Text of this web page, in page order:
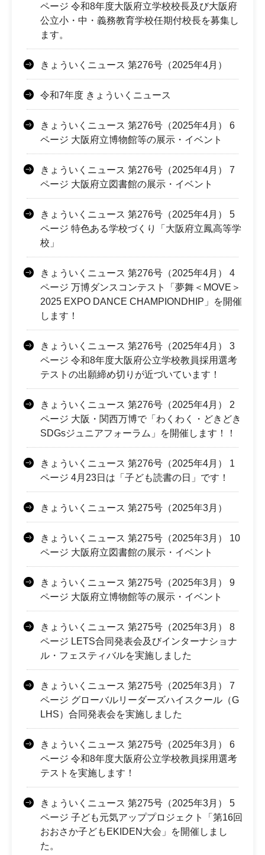
ページ 令和8年度大阪府立学校校長及び大阪府
公立小・中・義務教育学校任期付校長を募集し
ます。
きょういくニュース 第276号（2025年4月）
令和7年度 きょういくニュース
きょういくニュース 第276号（2025年4月） 6
ページ 大阪府立博物館等の展示・イベント
きょういくニュース 第276号（2025年4月） 7
ページ 大阪府立図書館の展示・イベント
きょういくニュース 第276号（2025年4月） 5
ページ 特色ある学校づくり「大阪府立鳳高等学
校」
きょういくニュース 第276号（2025年4月） 4
ページ 万博ダンスコンテスト「夢舞＜MOVE＞
2025 EXPO DANCE CHAMPIONDHIP」を開催
します！
きょういくニュース 第276号（2025年4月） 3
ページ 令和8年度大阪府公立学校教員採用選考
テストの出願締め切りが近づいています！
きょういくニュース 第276号（2025年4月） 2
ページ 大阪・関西万博で「わくわく・どきどき
SDGsジュニアフォーラム」を開催します！！
きょういくニュース 第276号（2025年4月） 1
ページ 4月23日は「子ども読書の日」です！
きょういくニュース 第275号（2025年3月）
きょういくニュース 第275号（2025年3月） 10
ページ 大阪府立図書館の展示・イベント
きょういくニュース 第275号（2025年3月） 9
ページ 大阪府立博物館等の展示・イベント
きょういくニュース 第275号（2025年3月） 8
ページ LETS合同発表会及びインターナショナ
ル・フェスティバルを実施しました
きょういくニュース 第275号（2025年3月） 7
ページ グローバルリーダーズハイスクール（G
LHS）合同発表会を実施しました
きょういくニュース 第275号（2025年3月） 6
ページ 令和8年度大阪府公立学校教員採用選考
テストを実施します！
きょういくニュース 第275号（2025年3月） 5
ページ 子ども元気アッププロジェクト「第16回
おおさか子どもEKIDEN大会」を開催しまし
た。